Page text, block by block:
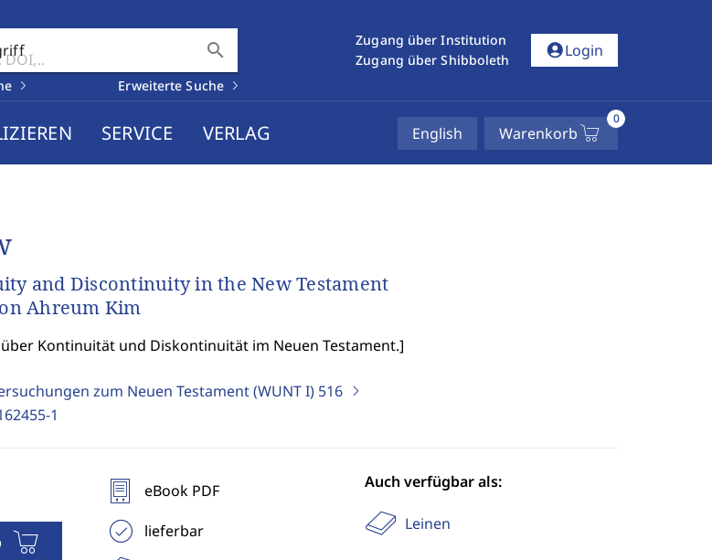
search
Erweiterte Suche
Zugang über Institution
Zugang über Shibboleth
account_circleLogin
SERVICE VERLAG English Warenkorb
0
and Discontinuity in the New Testament
Ahreum Kim
Kontinuität und Diskontinuität im Neuen Testament.]
zum Neuen Testament (WUNT I) 516
1
eBook PDF
lieferbar
Auch verfügbar als:
Leinen